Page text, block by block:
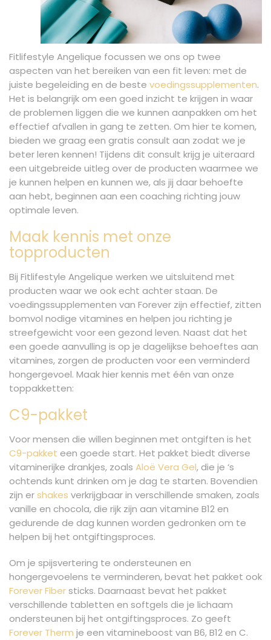
Fitlifestyle Angelique focussen we ons op twee
aspecten van het bereiken van een fit leven: met de
juiste begeleiding en de beste voedingssupplementen.
Het is belangrijk om een goed inzicht te krijgen in waar
de problemen liggen die we kunnen aanpakken om het
effectief afvallen in gang te zetten. Om hier te komen,
bieden we graag een gratis consult aan zodat we je
beter leren kennen! Tijdens dit consult krijg je uiteraard
een uitgebreide uitleg over de producten waarmee we
je kunnen helpen en kunnen we, als jij daar behoefte
aan hebt, beginnen aan een coaching richting jouw
optimale leven.
Maak kennis met onze
topproducten
Bij Fitlifestyle Angelique werken we uitsluitend met
producten waar we ook echt achter staan. De
voedingssupplementen van Forever zijn effectief, zitten
bomvol nodige vitamines en helpen jou richting je
streefgewicht voor een gezond leven. Naast dat het
een goede aanvulling is op je dagelijkse behoeftes aan
vitamines, zorgen de producten voor een verminderd
hongergevoel. Maak hier kennis met één van onze
toppakketten:
C9-pakket
Voor mensen die willen beginnen met ontgiften is het
C9-pakket een goede start. Het pakket biedt diverse
vitaminerijke drankjes, zoals Aloë Vera Gel, die je ‘s
ochtends kunt drinken om je dag te starten. Bovendien
zijn ershakes verkrijgbaar in verschillende smaken, zoals
vanille en chocola, die rijk zijn aan vitamine B12 en
gedurende de dag kunnen worden gedronken om te
helpen bij het ontgiftingsproces.
Om je spijsvertering te ondersteunen en
hongergevoelens te verminderen, bevat het pakket ook
Forever Fiber sticks. Daarnaast bevat het pakket
verschillende tabletten en softgels die je lichaam
ondersteunen bij het ontgiftingsproces. Zo geeft
Forever Therm je een vitamineboost van B6, B12 en C.